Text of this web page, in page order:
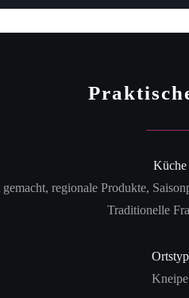
Küche
gemacht, regionale Produkte,
Traditionelle
Ortstyp
Kneipe